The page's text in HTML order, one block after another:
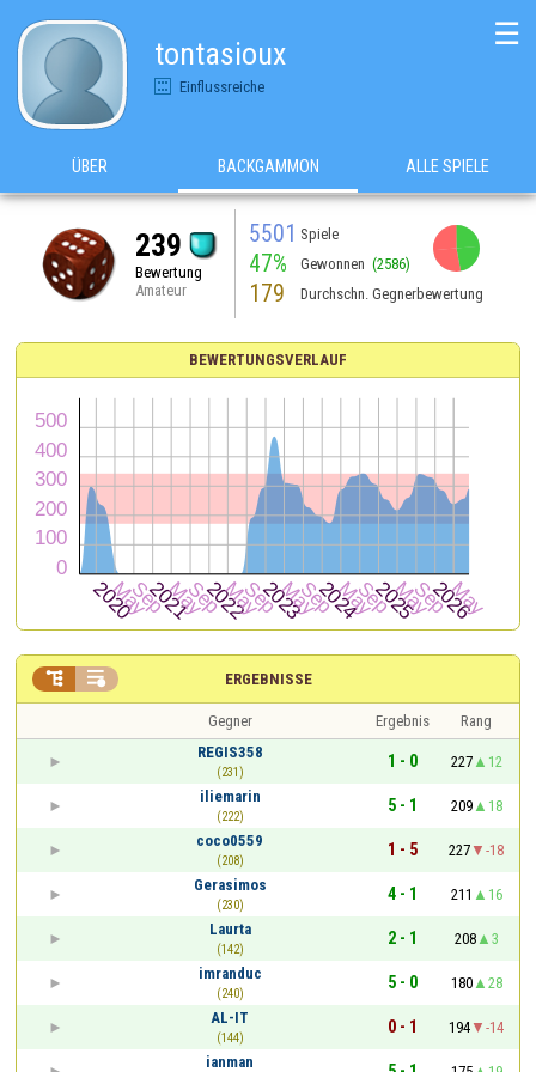
tontasioux
Einflussreiche
☰
ÜBER BACKGAMMON ALLE SPIELE
239
Bewertung
Amateur
5501 Spiele
47% Gewonnen (2586)
179 Durchschn. Gegnerbewertung
BEWERTUNGSVERLAUF
ERGEBNISSE
 
Gegner Ergebnis
Rang
REGIS358
(231)
1 - 0 227
12
iliemarin
(222)
5 - 1 209
18
coco0559
(208)
1 - 5 227
-18
Gerasimos
(230)
4 - 1 211
16
Laurta
(142)
2 - 1 208
3
imranduc
(240)
5 - 0 180
28
AL-IT
(144)
0 - 1 194
-14
ianman